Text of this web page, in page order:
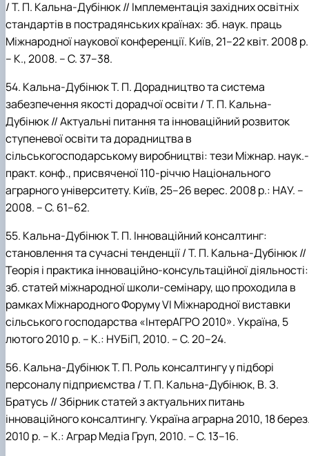
/ Т. П. Кальна-Дубінюк // Імплементація західних освітніх
стандартів в пострадянських країнах: зб. наук. праць
Міжнародної наукової конференції. Київ, 21–22 квіт. 2008 р.
– К., 2008. – С. 37–38.
54. Кальна-ДубінюкТ. П. Дорадництво та система
забезпечення якості дорадчої освіти / Т. П. Кальна-
Дубінюк // Актуальні питання та інноваційний розвиток
ступеневої освіти та дорадництва в
сільськогосподарському виробництві:тези Міжнар. наук.-
практ. конф., присвяченої 110-річчю Національного
аграрного університету. Київ,25–26 верес. 2008 р.: НАУ. –
2008. – С. 61–62.
55. Кальна-ДубінюкТ. П. Інноваційний консалтинг:
становлення тасучасні тенденції / Т. П. Кальна-Дубінюк //
Теорія і практика інноваційно-консультаційної діяльності:
зб. статей міжнародної школи-семінару, що проходила в
рамках Міжнародного Форуму VI Міжнародної виставки
сільського господарства «ІнтерАГРО 2010». Україна, 5
лютого 2010 р. – К.: НУБіП, 2010. – С. 20–24.
56. Кальна-ДубінюкТ. П. Роль консалтингу у підборі
персоналу підприємства / Т. П. Кальна-Дубінюк, В.З.
Братусь // Збірник статейз актуальних питань
інноваційного консалтингу. Україна аграрна 2010, 18
2010 р. – К.: Аграр Медіа Груп, 2010. – С. 13–16.